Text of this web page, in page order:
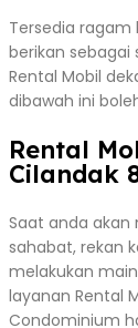
Tersedia ragam
berikan sebagai
Rental Mobil
dibawah ini
Rental
Cilandak
Saat anda akan
sahabat, rekan
melakukan
layanan Rental
Condominium